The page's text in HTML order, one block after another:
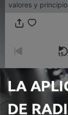
valores y
Episodios